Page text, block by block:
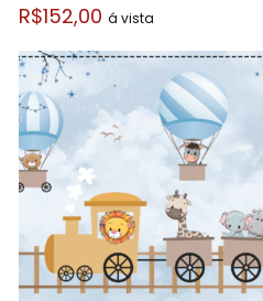
R$152,00á vista